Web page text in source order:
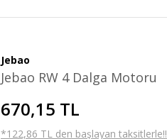
Jebao
Jebao RW 4 Dalga Motoru
670,15 TL
*122,86 TL den başlayan taksitlerle!!